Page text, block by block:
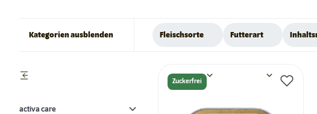
Kategorien ausblenden Fleischsorte Futterart
activa care
Zuckerfrei